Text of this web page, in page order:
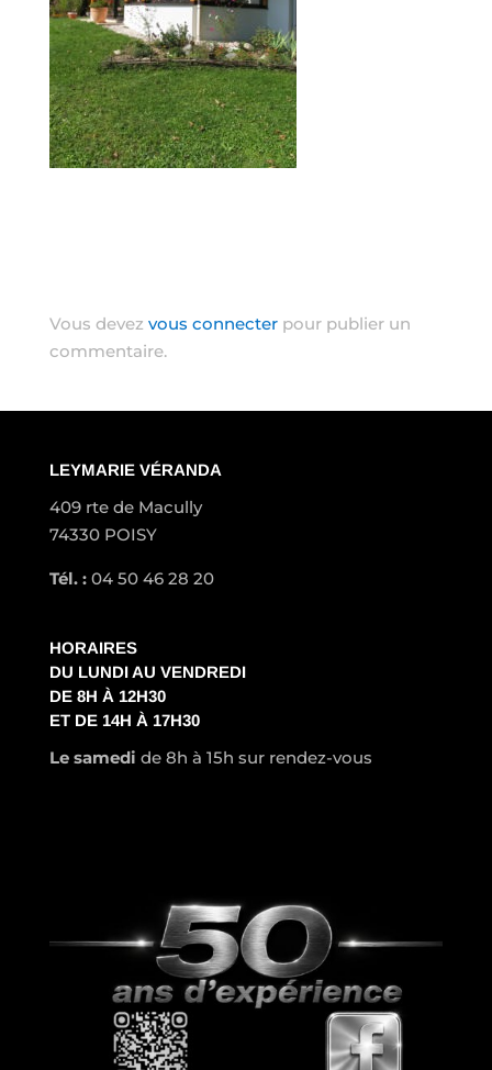
Vous devez vous connecterpour publier un
commentaire.
LEYMARIE VÉRANDA
409 rte de Macully
74330 POISY
Tél. :04 50 46 28 20
HORAIRES
DU LUNDI AU VENDREDI
DE 8H À 12H30
ET DE 14H À 17H30
Le samedi de 8h à 15h sur rendez-vous